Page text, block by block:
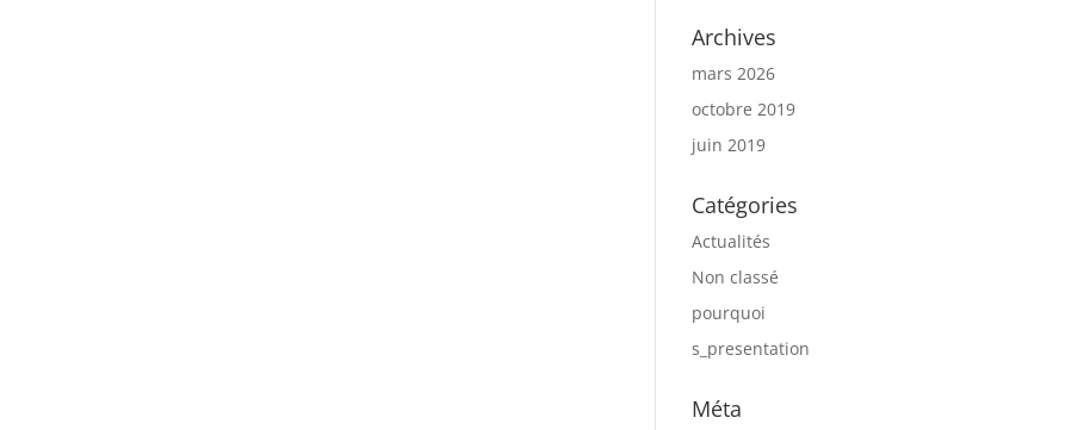
Archives
mars 2026
octobre 2019
juin 2019
Catégories
Actualités
Non classé
pourquoi
s_presentation
Méta